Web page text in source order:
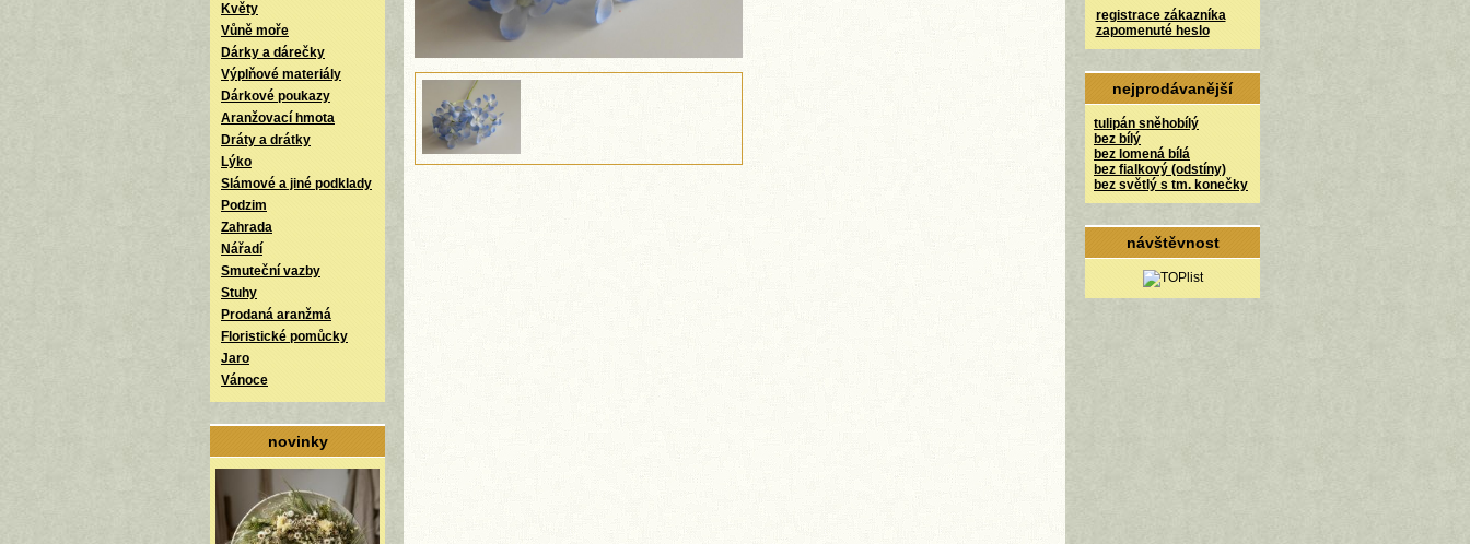
Květy
Vůně moře
Dárky a dárečky
Výplňové materiály
Dárkové poukazy
Aranžovací hmota
Dráty a drátky
Lýko
Slámové a jiné podklady
Podzim
Zahrada
Nářadí
Smuteční vazby
Stuhy
Prodaná aranžmá
Floristické pomůcky
Jaro
Vánoce
novinky
registrace zákazníka
zapomenuté heslo
nejprodávanější
tulipán sněhobílý
bez bílý
bez lomená bílá
bez fialkový (odstíny)
bez světlý s tm. konečky
návštěvnost